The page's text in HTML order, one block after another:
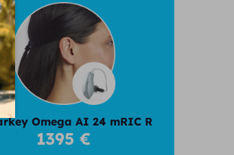
Omega AI 24 mRIC R
1395 €